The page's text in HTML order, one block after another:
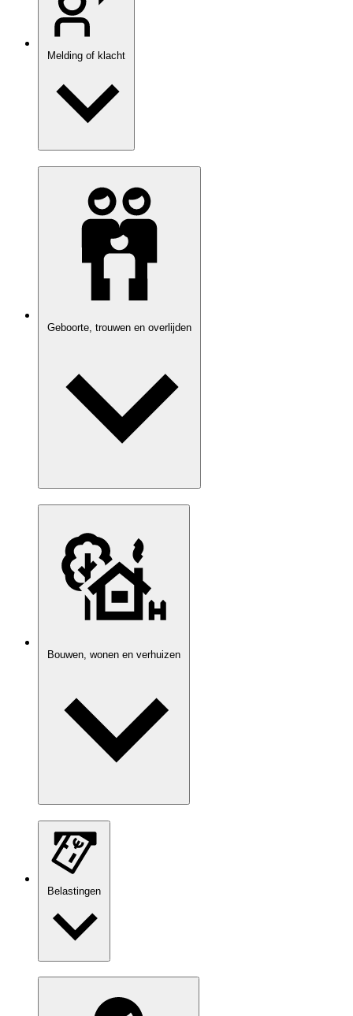
Melding of klacht
Geboorte, trouwen en overlijden
Bouwen, wonen en verhuizen
Belastingen